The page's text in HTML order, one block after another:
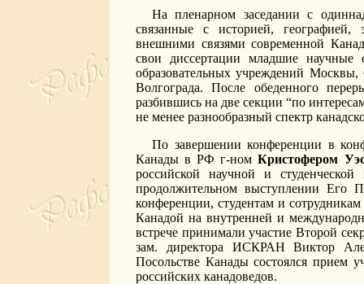
На пленарном заседании с
связанные с историей, географией,
внешними связями современной
свои диссертации младшие
образовательных учреждений
Волгограда. После обеденного
разбившись на две секции “по
не менее разнообразный спектр
По завершении конференции в
Канады в РФ г-номКристофером
российской научной и
продолжительном выступлении Его
конференции, студентам и
Канадой на внутренней и
встрече принимали участие Второй
зам. директора ИСКРАН Виктор
Посольстве Канады состоялся прием
российских канадоведов.